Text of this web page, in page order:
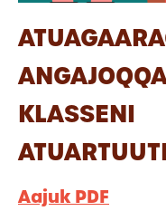
KLASSENI
Aajuk PDF